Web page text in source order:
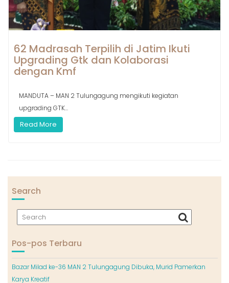
62 Madrasah Terpilih di Jatim Ikuti
Upgrading Gtk dan Kolaborasi
dengan Kmf
MANDUTA – MAN 2 Tulungagung mengikuti kegiatan
upgrading GTK...
Read More
Search
Pos-pos Terbaru
Bazar Milad ke-36 MAN 2 Tulungagung Dibuka, Murid Pamerkan
Karya Kreatif